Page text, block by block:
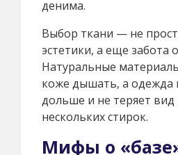
денима.
Выбор ткани — не
эстетики, а еще забота
Натуральные
коже дышать, а одежда
дольше и не теряет вид
нескольких стирок.
Мифы о